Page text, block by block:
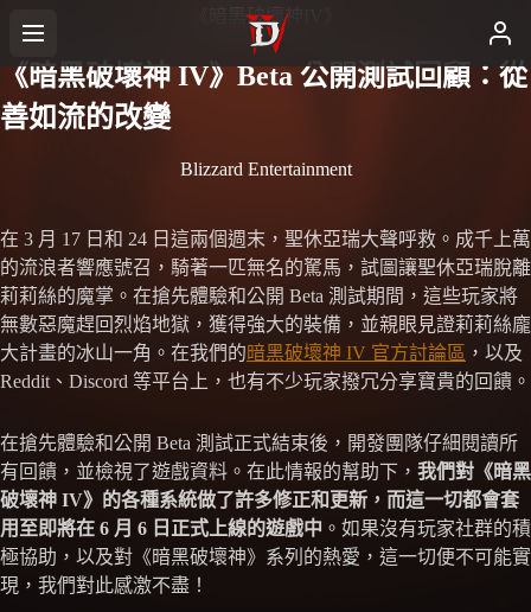
《暗黑破壞神IV》
《暗黑破壞神 IV》Beta 公開測試回顧：從
善如流的改變
Blizzard Entertainment
在 3 月 17 日和 24 日這兩個週末，聖休亞瑞大聲呼救。成千上萬
的流浪者響應號召，騎著一匹無名的駑馬，試圖讓聖休亞瑞脫離
莉莉絲的魔掌。在搶先體驗和公開 Beta 測試期間，這些玩家將
無數惡魔趕回烈焰地獄，獲得強大的裝備，並親眼見證莉莉絲龐
大計畫的冰山一角。在我們的暗黑破壞神 IV 官方討論區 ，以及
Reddit、Discord 等平台上，也有不少玩家撥冗分享寶貴的回饋。
在搶先體驗和公開 Beta 測試正式結束後，開發團隊仔細閱讀所
有回饋，並檢視了遊戲資料。在此情報的幫助下， 我們對《暗黑
破壞神 IV》的各種系統做了許多修正和更新，而這一切都會套
用至即將在 6 月 6 日正式上線的遊戲中 。如果沒有玩家社群的積
極協助，以及對《暗黑破壞神》系列的熱愛，這一切便不可能實
現，我們對此感激不盡！